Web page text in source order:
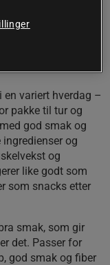
proteinbar
variert hverdag –
pakke til tur og
god smak og
og
og
like godt som
som snacks etter
smak, som gir
det. Passer for
god smak og fiber